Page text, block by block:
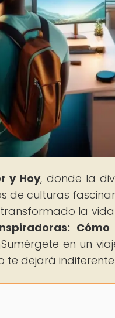
y Hoy, donde la
de culturas
la
en un
te dejará